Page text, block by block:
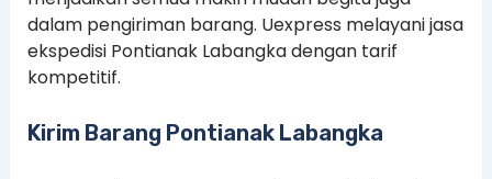
dalam pengiriman barang. Uexpress melayani jasa
ekspedisi Pontianak Labangka dengan tarif
kompetitif.
Kirim Barang Pontianak Labangka